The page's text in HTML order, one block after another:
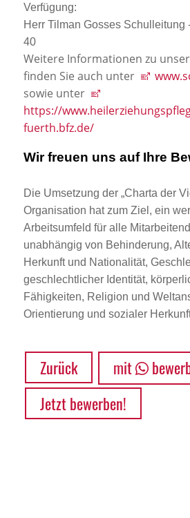
Verfügung:
Herr Tilman Gosses Schulleitung
40
Weitere Informationen zu
finden Sie auch unter
sowie unter
https://
fuerth.bfz.de/
Wir freuen uns auf Ihre
Die Umsetzung der „Charta der
Organisation hat zum Ziel, ein
Arbeitsumfeld für alle
unabhängig von Behinderung,
Herkunft und Nationalität,
geschlechtlicher Identität,
Fähigkeiten, Religion und
Orientierung und sozialer
Zurück mit
Jetzt bewerben!